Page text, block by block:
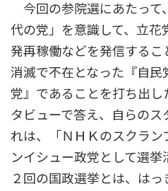
今回の参院選にあたって
代の党」を意識して、立花
発再稼働などを発信するこ
消滅で不在となった『自民
党』であることを打ち出
タビューで答え、自らの
れは、「ＮＨＫのスクラ
ンイシュー政党として選
２回の国政選挙とは、はっ